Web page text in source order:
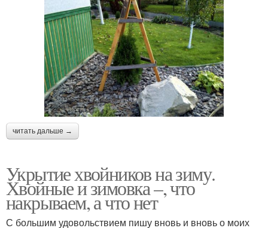
читать дальше →
Укрытие хвойников на зиму.
Хвойные и зимовка –, что
накрываем, а что нет
С большим удовольствием пишу вновь и вновь о моих